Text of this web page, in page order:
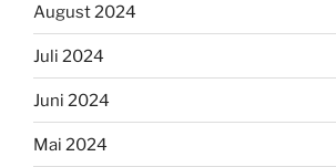
August 2024
Juli 2024
Juni 2024
Mai 2024